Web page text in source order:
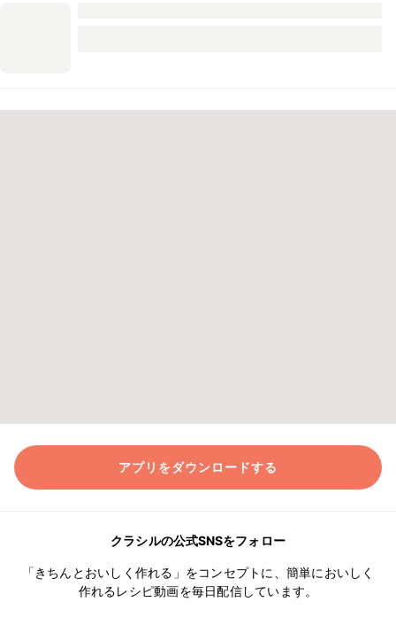
アプリをダウンロードする
クラシルの公式SNSをフォロー
「きちんとおいしく作れる」をコンセプトに、簡単においしく
作れるレシピ動画を毎日配信しています。